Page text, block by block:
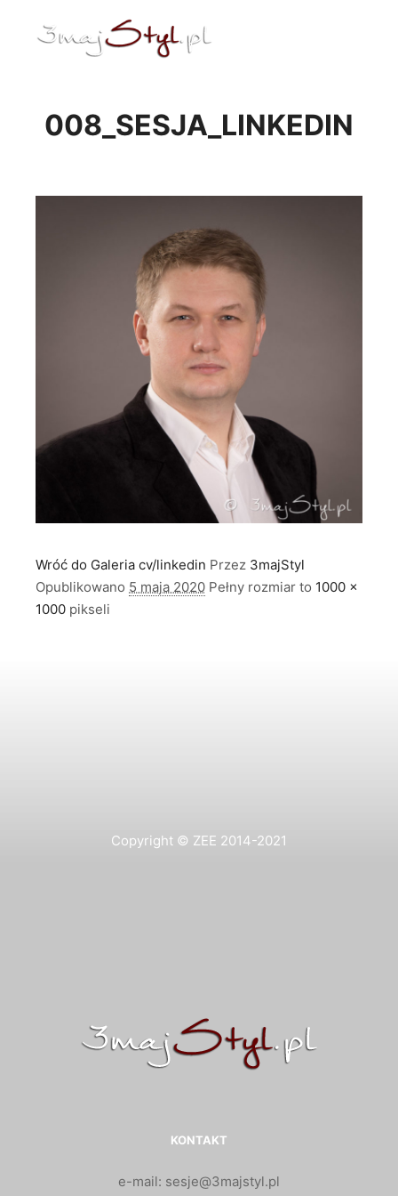
008_SESJA_LINKEDIN
Wróć do Galeria cv/linkedin Przez 3majStyl
Opublikowano 5 maja 2020 Pełny rozmiar to 1000 ×
1000 pikseli
Copyright © ZEE 2014-2021
KONTAKT
e-mail: sesje@3majstyl.pl